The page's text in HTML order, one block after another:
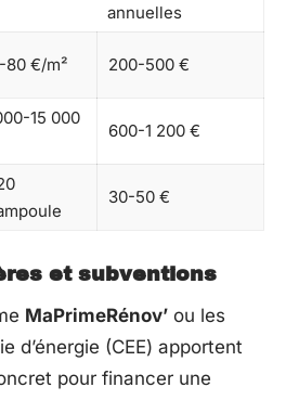
annuelles
80 €/m² 200-500 €
15 000
600-1 200 €
30-50 €
et subventions
MaPrimeRénov’ ou les
d’énergie (CEE) apportent
pour financer une